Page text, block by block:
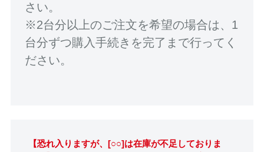
さい。
※2台分以上のご注文を希望の場合は、1
台分ずつ購入手続きを完了まで行ってく
ださい。
【恐れ入りますが、[○○]は在庫が不足しておりま